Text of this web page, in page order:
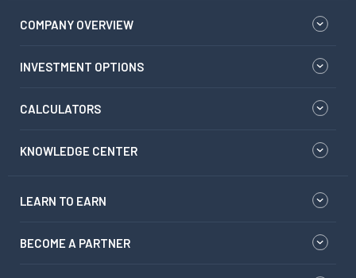
COMPANY OVERVIEW
INVESTMENT OPTIONS
CALCULATORS
KNOWLEDGE CENTER
LEARN TO EARN
BECOME A PARTNER